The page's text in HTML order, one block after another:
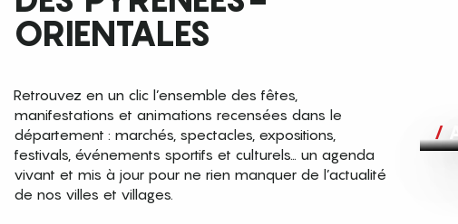
ORIENTALES
Retrouvez en un clic l’ensemble des fêtes,
manifestations et animations recensées dans le
département : marchés, spectacles, expositions,
festivals, événements sportifs et culturels… un agenda
vivant et mis à jour pour ne rien manquer de l’actualité
de nos villes et villages.